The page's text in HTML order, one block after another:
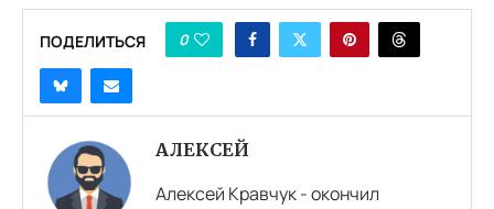
ПОДЕЛИТЬСЯ 0
АЛЕКСЕЙ
Алексей Кравчук - окончил